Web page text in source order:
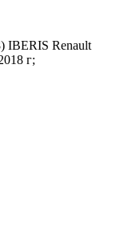
IBERIS Renault
г;